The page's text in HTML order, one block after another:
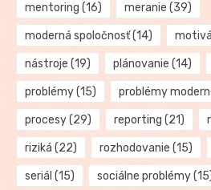
mentoring (16) meranie (39)
moderná spoločnosť(14)
nástroje (19) plánovanie (14)
problémy(15) problémy
procesy(29) reporting (21)
riziká (22) rozhodovanie (15)
seriál (15) sociálne problémy